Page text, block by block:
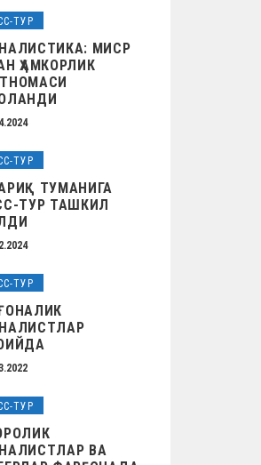
ТУР
МИСР
ҲАМКОРЛИК
ТУР
ТУМАНИГА
ТУР ТАШКИЛ
ТУР
ТУР
ВА